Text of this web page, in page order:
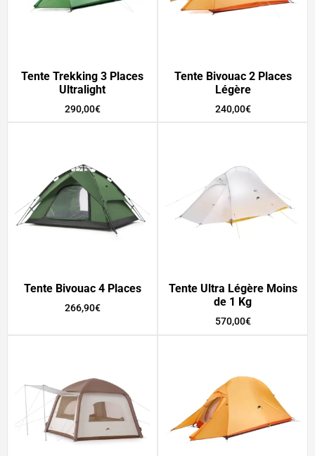
Tente Trekking 3 Places
Ultralight
290,00€
Tente Bivouac 2 Places
Légère
240,00€
Tente Bivouac 4 Places
266,90€
Tente Ultra Légère Moins
de 1 Kg
570,00€